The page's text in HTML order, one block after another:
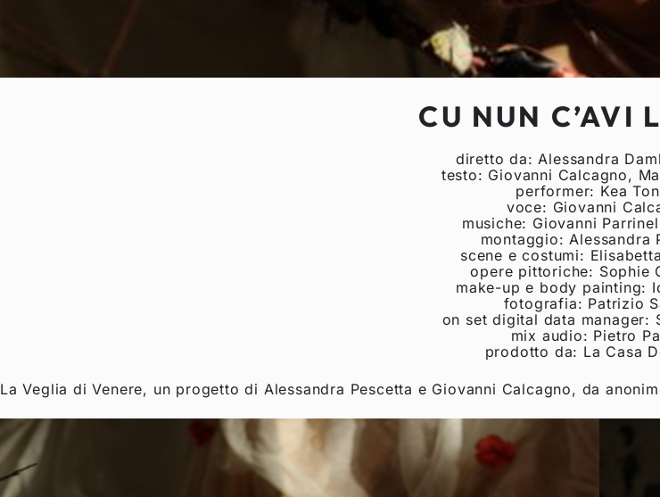
CU NUN C’AVI
diretto da: Alessandra
testo: Giovanni Calcagno,
performer: Kea
voce: Giovanni
musiche: Giovanni
montaggio: Alessandra
scene e costumi:
opere pittoriche: Sophie
make-up e body painting:
fotografia: Patrizio
on set digital data manager:
mix audio: Pietro
prodotto da: La Casa
La Veglia di Venere, un progetto di Alessandra Pescetta e Giovanni Calcagno, da